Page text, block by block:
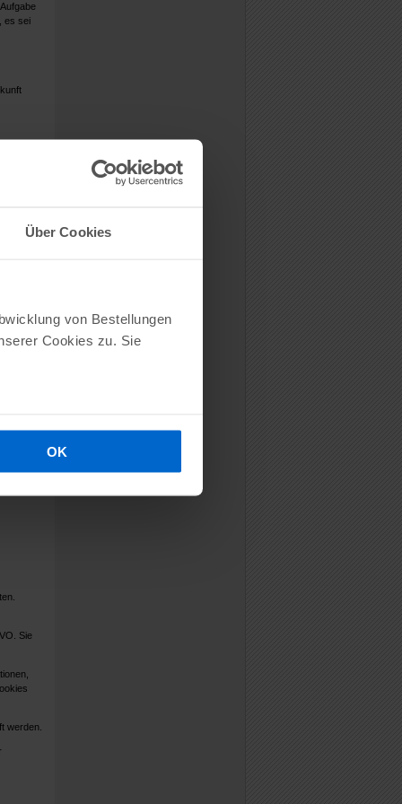
Über Cookies
von Bestellungen
Cookies zu. Sie
OK
es sei
nur
Sie
werden.